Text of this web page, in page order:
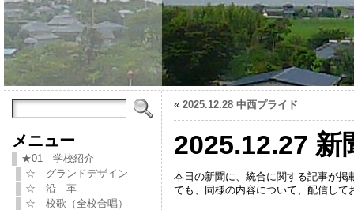
メニュー
★01 学校紹介
☆ グランドデザイン
☆ 沿 革
☆ 校歌（全校合唱）
« 2025.12.28 中西プライド
2025.12.27
本日の新聞に、統合に関する記事が
でも、同様の内容について、配信して